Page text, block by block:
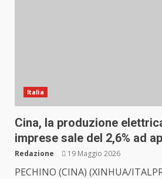
Italia
Cina, la produzione
imprese sale del 2,6% ad
Redazione 19 Maggio 2026
PECHINO (CINA) (XINHUA/